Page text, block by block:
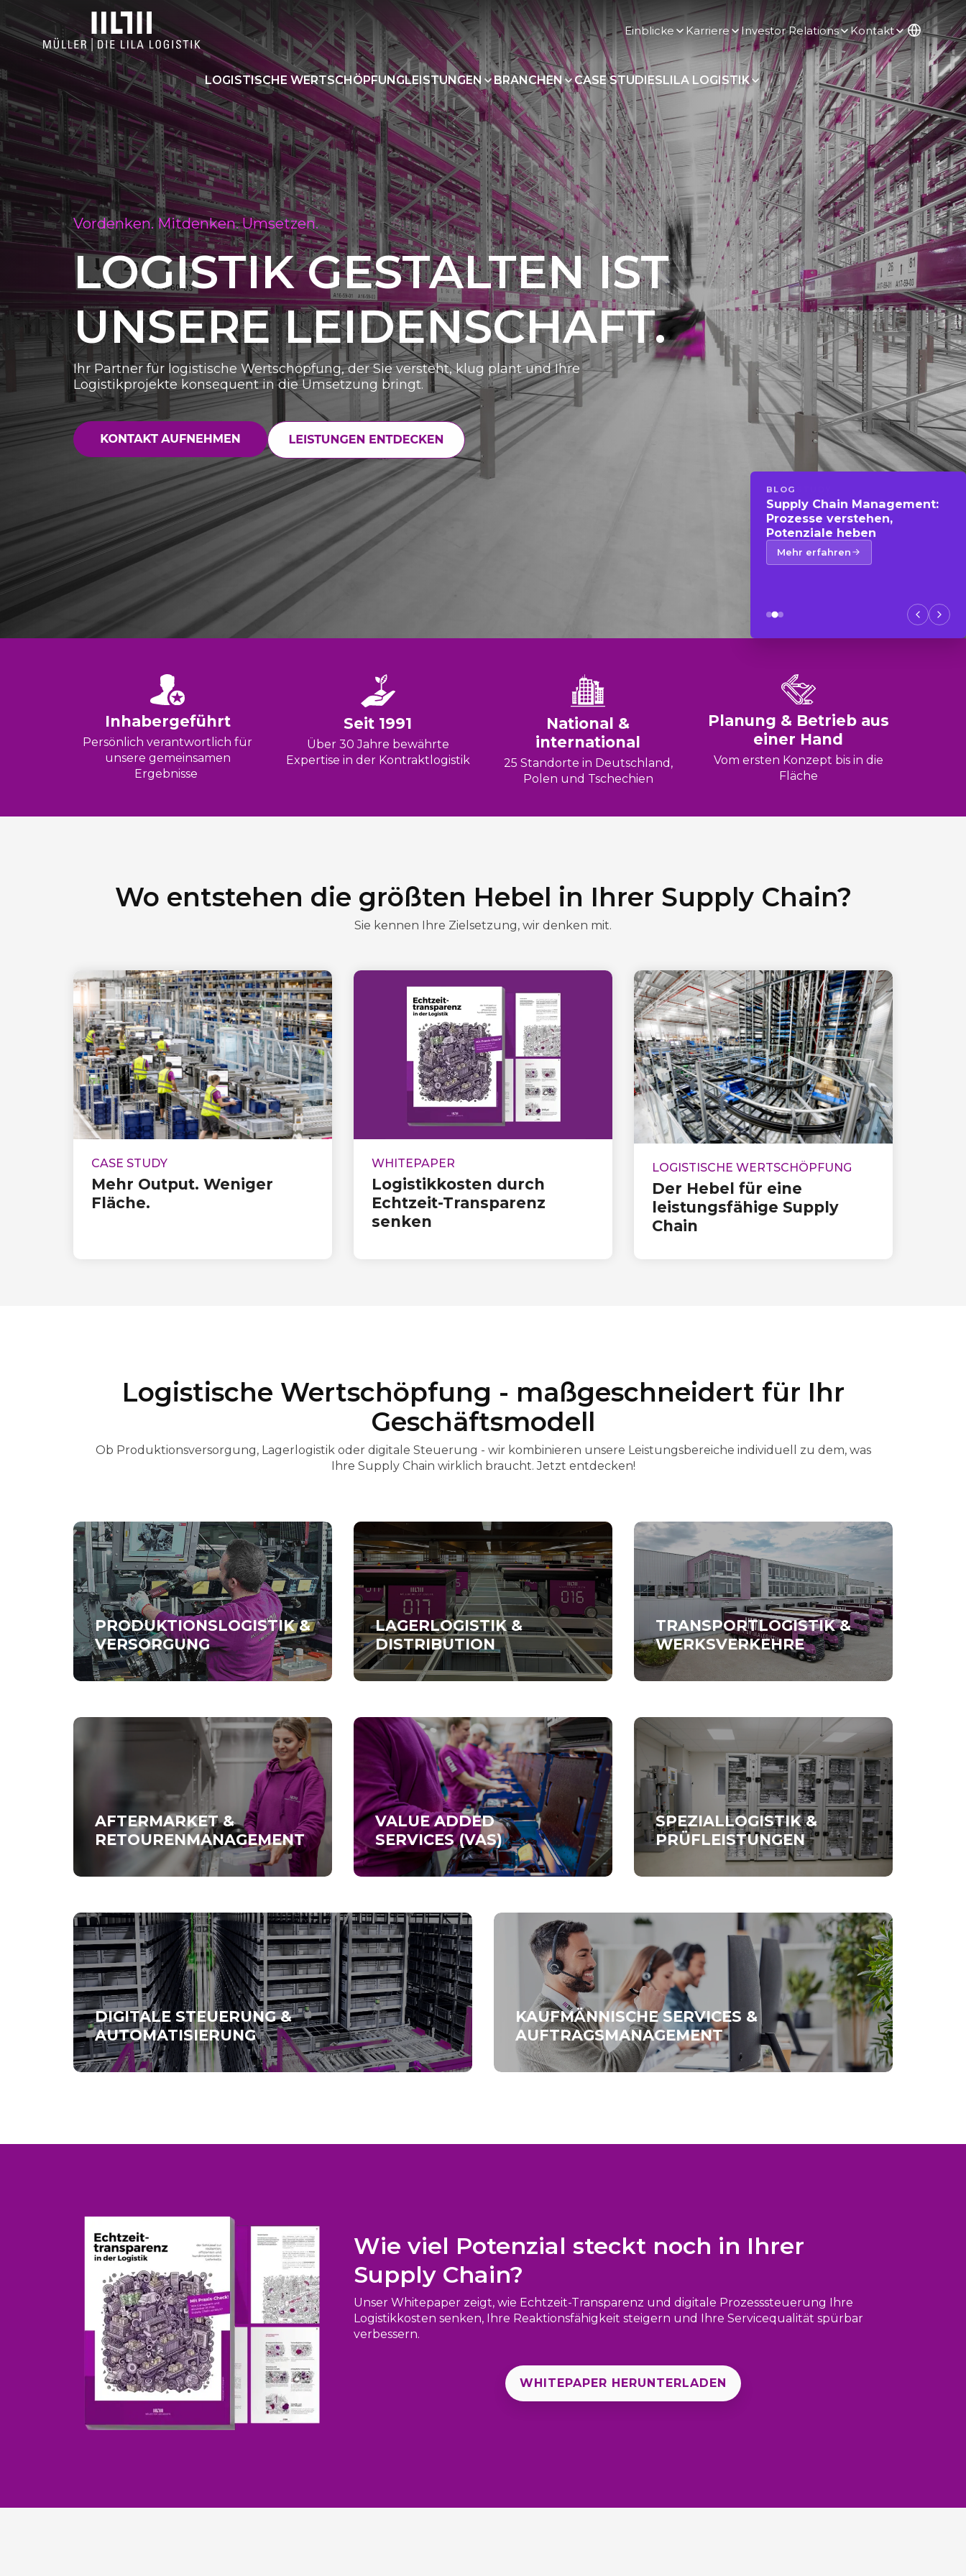
Einblicke Karriere Investor Relations Kontakt
LOGISTISCHE WERTSCHÖPFUNGLEISTUNGEN BRANCHEN CASE STUDIESLILA LOGISTIK
Vordenken. Mitdenken. Umsetzen.
LOGISTIK GESTALTEN IST
UNSERE LEIDENSCHAFT.
Ihr Partner für logistische Wertschöpfung, der Sie versteht, klug plant und Ihre
Logistikprojekte konsequent in die Umsetzung bringt.
BLOG
Supply Chain Management:
Prozesse verstehen,
Potenziale heben
Mehr erfahren
Inhabergeführt
Persönlich verantwortlich für
unsere gemeinsamen
Ergebnisse
Seit 1991
Über 30 Jahre bewährte
Expertise in der Kontraktlogistik
National &
international
25 Standorte in Deutschland,
Polen und Tschechien
Planung & Betrieb aus
einer Hand
Vom ersten Konzept bis in die
Fläche
Wo entstehen die größten Hebel in Ihrer Supply Chain?
Sie kennen Ihre Zielsetzung, wir denken mit.
CASE STUDY
Mehr Output. Weniger
Fläche.
WHITEPAPER
Logistikkosten durch
Echtzeit-Transparenz
senken
LOGISTISCHE WERTSCHÖPFUNG
Der Hebel für eine
leistungsfähige Supply
Chain
Logistische Wertschöpfung - maßgeschneidert für Ihr
Geschäftsmodell
Ob Produktionsversorgung, Lagerlogistik oder digitale Steuerung - wir kombinieren unsere Leistungsbereiche individuell zu dem, was
Ihre Supply Chain wirklich braucht. Jetzt entdecken!
PRODUKTIONSLOGISTIK &
VERSORGUNG
LAGERLOGISTIK &
DISTRIBUTION
TRANSPORTLOGISTIK &
WERKSVERKEHRE
AFTERMARKET &
RETOURENMANAGEMENT
VALUE ADDED
SERVICES (VAS)
SPEZIALLOGISTIK &
PRÜFLEISTUNGEN
DIGITALE STEUERUNG &
AUTOMATISIERUNG
KAUFMÄNNISCHE SERVICES &
AUFTRAGSMANAGEMENT
Wie viel Potenzial steckt noch in Ihrer
Supply Chain?
Unser Whitepaper zeigt, wie Echtzeit-Transparenz und digitale Prozesssteuerung Ihre
Logistikkosten senken, Ihre Reaktionsfähigkeit steigern und Ihre Servicequalität spürbar
verbessern.
WHITEPAPER HERUNTERLADEN